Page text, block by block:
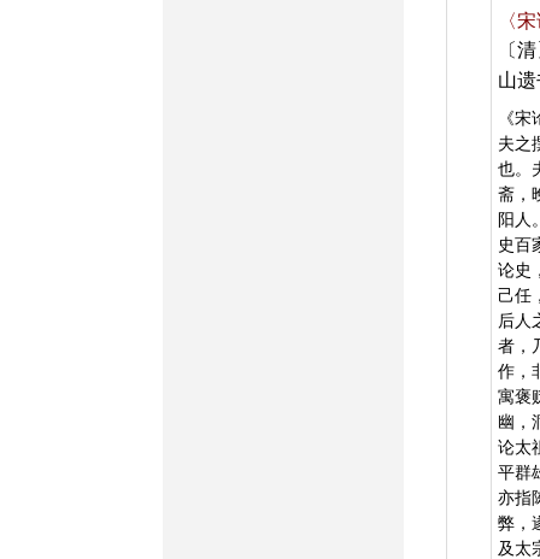
〈
〔
山
《
夫之
也。
斋，
阳人
史百
论史
己任
后人
者，
作，
寓褒
幽，
论太
平群
亦指
弊，
及太